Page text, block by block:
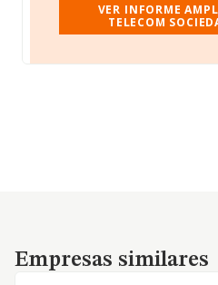
VER INFORME
TELECOM
Empresas similares
Empresas similares